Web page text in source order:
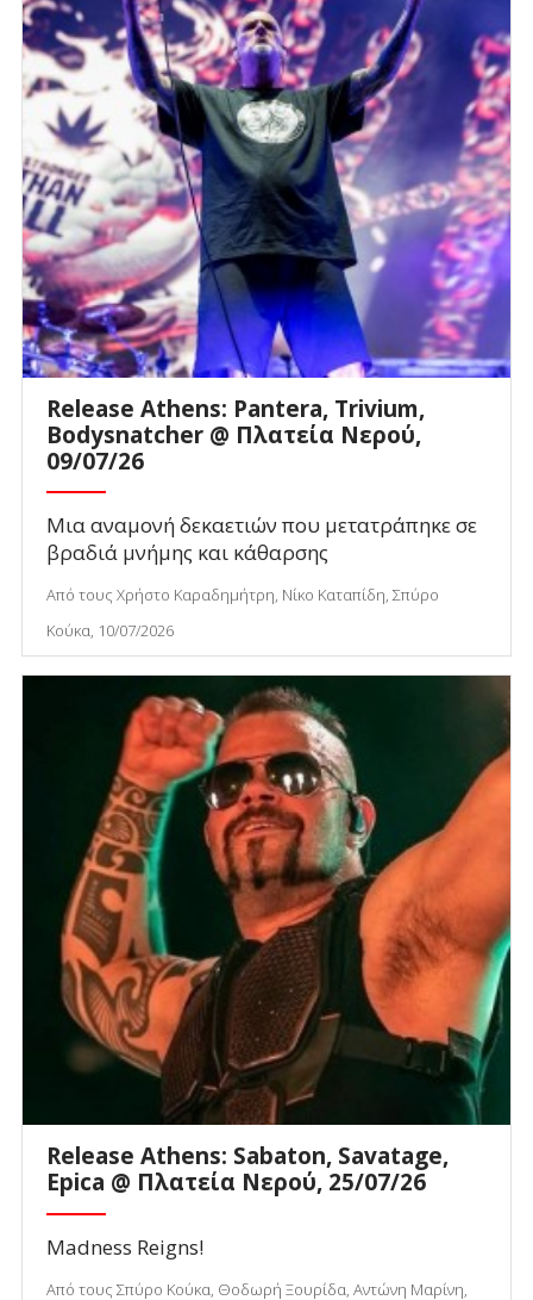
Release Athens: Pantera, Trivium,
Bodysnatcher @ Πλατεία Νερού,
09/07/26
Μια αναμονή δεκαετιών που μετατράπηκε σε
βραδιά μνήμης και κάθαρσης
Από τους Χρήστο Καραδημήτρη, Νίκο Καταπίδη, Σπύρο
Κούκα, 10/07/2026
Release Athens: Sabaton, Savatage,
Epica @ Πλατεία Νερού, 25/07/26
Madness Reigns!
Από τους Σπύρο Κούκα, Θοδωρή Ξουρίδα, Αντώνη Μαρίνη,